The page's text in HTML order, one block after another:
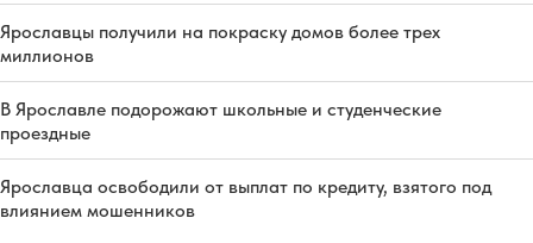
Ярославцы получили на покраску домов более трех
миллионов
В Ярославле подорожают школьные и студенческие
проездные
Ярославца освободили от выплат по кредиту, взятого под
влиянием мошенников